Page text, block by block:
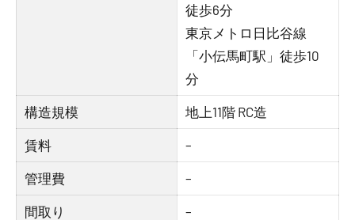
徒歩6分
東京メトロ日比谷線
「小伝馬町駅」徒歩10
分
構造規模 地上11階 RC造
賃料 –
管理費 –
間取り –